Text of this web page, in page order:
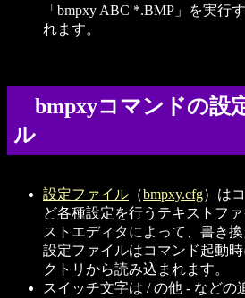
「bmpxy ABC *.BMP」を実行
れます。
bmpxyコマンドの設
ル
設定ファイル （bmpxy.cfg）は
ど各種設定を行うテキストフ
ストエディタによって、書き
設定ファイルはコマンド起動
クトリから読み込まれます。
スイッチ文字は / の他 - などの